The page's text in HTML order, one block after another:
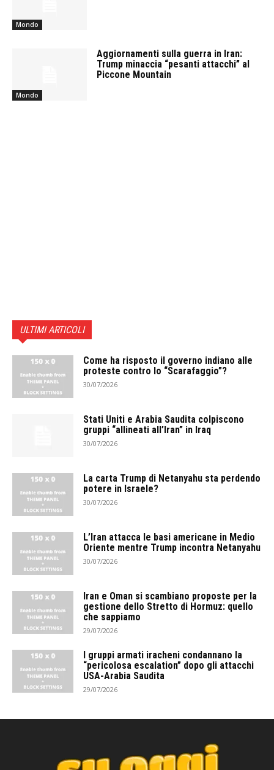
Mondo
Mondo
Aggiornamenti sulla guerra in Iran:
Trump minaccia “pesanti attacchi” al
Piccone Mountain
ULTIMI ARTICOLI
Come ha risposto il governo indiano alle
proteste contro lo “Scarafaggio”?
30/07/2026
Stati Uniti e Arabia Saudita colpiscono
gruppi “allineati all’Iran” in Iraq
30/07/2026
La carta Trump di Netanyahu sta perdendo
potere in Israele?
30/07/2026
L’Iran attacca le basi americane in Medio
Oriente mentre Trump incontra Netanyahu
30/07/2026
Iran e Oman si scambiano proposte per la
gestione dello Stretto di Hormuz: quello
che sappiamo
29/07/2026
I gruppi armati iracheni condannano la
“pericolosa escalation” dopo gli attacchi
USA-Arabia Saudita
29/07/2026